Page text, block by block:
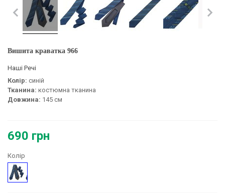
Вишита краватка 966
Наші Речі
Колір: синій
Тканина: костюмна тканина
Довжина: 145 см
690 грн
Колір
Синій